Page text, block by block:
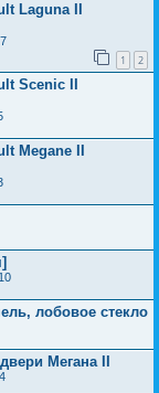
Laguna II
1 2
Scenic II
Megane II
лобовое стекло
Мегана II